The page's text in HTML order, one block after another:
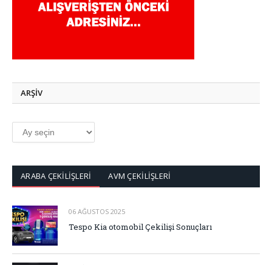
ARŞİV
ARŞİV
ARABA ÇEKİLİŞLERİ AVM ÇEKİLİŞLERİ
06 AĞUSTOS 2025
Tespo Kia otomobil Çekilişi Sonuçları